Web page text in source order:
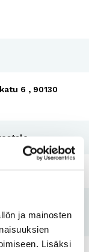
ja mainosten
Lisäksi
6 , 90130